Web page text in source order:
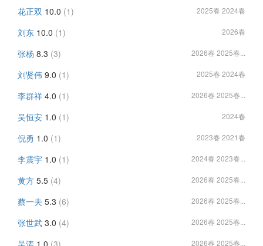
花正双 10.0 (1) 2025春 2024春
刘东 10.0 (1) 2026春
张杨 8.3 (3) 2026春 2025春...
刘贤伟 9.0 (1) 2025春 2024春
李群祥 4.0 (1) 2026春 2025春...
吴恒安 1.0 (1) 2024春
倪勇 1.0 (1) 2023春 2021春
李震宇 1.0 (1) 2024春 2023春...
黄方 5.5 (4) 2026春 2025春...
蔡一夫 5.3 (6) 2026春 2025春...
张世武 3.0 (4) 2026春 2025春...
吴涛 1.0 (3) 2026春 2025春...